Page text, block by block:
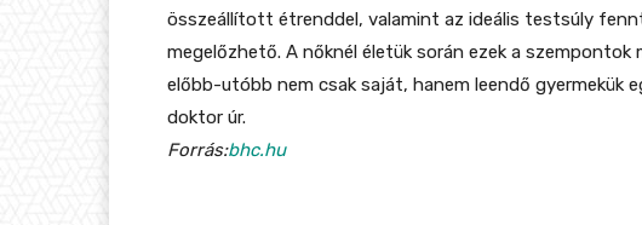
összeállított étrenddel, valamint az ideális testsúly
megelőzhető. A nőknél életük során ezek a szempontok
előbb-utóbb nem csak saját, hanem leendő gyermekük
doktor úr.
Forrás:bhc.hu